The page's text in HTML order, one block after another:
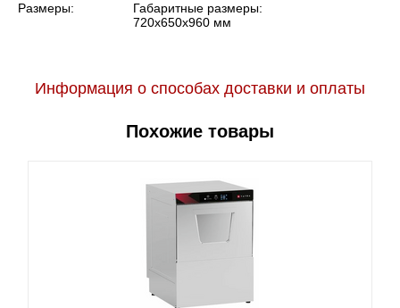
Размеры:
Габаритные размеры:
720х650х960 мм
Информация о способах доставки и оплаты
Похожие товары